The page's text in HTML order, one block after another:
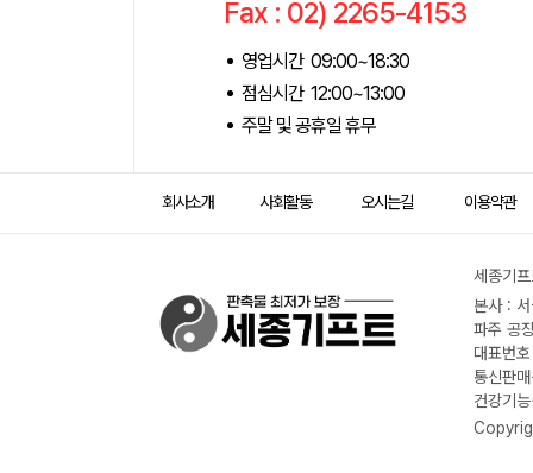
Fax : 02) 2265-4153
영업시간 09:00~18:30
점심시간 12:00~13:00
주말 및 공휴일 휴무
회사소개 사회활동 오시는길 이용약관
세종기
본사 :
파주 공
대표번
통신판
건강기